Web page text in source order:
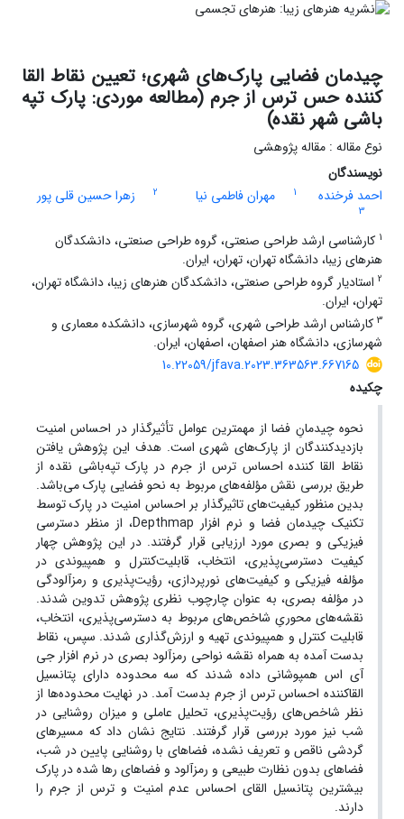
چیدمان فضایی پارک‌های شهری؛ تعیین نقاط القا
کننده حس ترس از جرم (مطالعه موردی: پارک تپه
باشی شهر نقده)
نوع مقاله : مقاله پژوهشی
نویسندگان
احمد فرخنده
1 مهران فاطمی نیا 2 زهرا حسین قلی پور
3
1 کارشناسی ارشد طراحی صنعتی، گروه طراحی صنعتی، دانشکدگان
هنر‌های زیبا، دانشگاه تهران، تهران، ایران.
2 استادیار گروه طراحی صنعتی، دانشکدگان هنر‌های زیبا، دانشگاه تهران،
تهران، ایران.
3 کارشناس ارشد طراحی شهری، گروه شهرسازی، دانشکده معماری و
شهرسازی، دانشگاه هنر اصفهان، اصفهان، ایران.
10.22059/jfava.2023.363563.667165
چکیده
نحوه چیدمانِ فضا از مهمترین عوامل تأثیرگذار در احساس امنیت
بازدید‌کنندگان از پارک‌های شهری است. هدف این پژوهش یافتن
نقاط القا کننده احساس ترس از جرم در پارک تپه‌باشی نقده از
طریق بررسی نقش مؤلفه‌های مربوط به نحو فضایی پارک می‌باشد.
بدین منظور کیفیت‌های تاثیر‌گذار بر احساس امنیت در پارک توسط
تکنیک چیدمان فضا و نرم افزار Depthmap، از منظر دسترسی
فیزیکی و بصری مورد ارزیابی قرار گرفتند. در این پژوهش چهار
کیفیت دسترسی‌پذیری، انتخاب، قابلیت‌کنترل و همپیوندی در
مؤلفه فیزیکی و کیفیت‌های نورپردازی، رؤیت‌پذیری و رمزآلودگی
در مؤلفه بصری، به عنوان چارچوب نظری پژوهش تدوین شدند.
نقشه‌های محوریِ شاخص‌های مربوط به دسترسی‌پذیری، انتخاب،
قابلیت کنترل و همپیوندی تهیه و ارزش‌گذاری شدند. سپس، نقاط
بدست آمده به همراه نقشه نواحی رمز‌آلود بصری در نرم افزار جی
آی اس همپوشانی داده شدند که سه محدوده دارای پتانسیل
القا‌کننده احساس ترس از جرم بدست آمد. در نهایت محدوده‌ها از
نظر شاخص‌های رؤیت‌پذیری، تحلیل عاملی و میزان روشنایی در
شب نیز مورد بررسی قرار گرفتند. نتایج نشان داد که مسیر‌های
گردشی ناقص و تعریف نشده، فضاهای با روشنایی پایین در شب،
فضاهای بدون نظارت طبیعی و رمزآلود و فضاهای رها شده در پارک
بیشترین پتانسیل القای احساس عدم امنیت و ترس از جرم را
دارند.